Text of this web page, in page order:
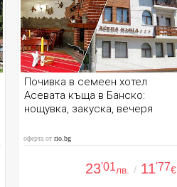
Почивка в семеен хотел
Асевата къща в Банско:
нощувка, закуска, вечеря
оферта от rio.bg
23'01лв. / 11'77€